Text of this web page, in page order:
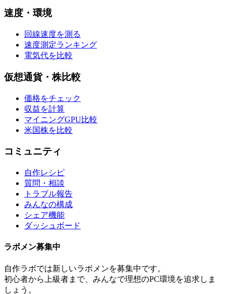
速度・環境
回線速度を測る
速度測定ランキング
電気代を比較
仮想通貨・株比較
価格をチェック
収益を計算
マイニングGPU比較
米国株を比較
コミュニティ
自作レシピ
質問・相談
トラブル報告
みんなの構成
シェア機能
ダッシュボード
ラボメン募集中
自作ラボでは新しいラボメンを募集中です。
初心者から上級者まで、みんなで理想のPC環境を追求しま
しょう。